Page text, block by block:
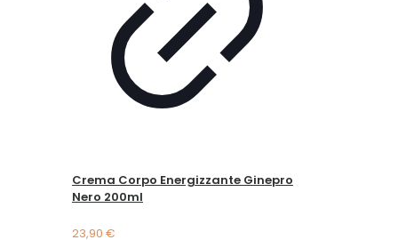
Crema Corpo Energizzante Ginepro
Nero 200ml
23,90 €